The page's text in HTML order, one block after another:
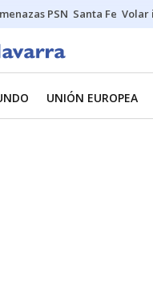
PSN Santa Fe Volar
UNIÓN EUROPEA